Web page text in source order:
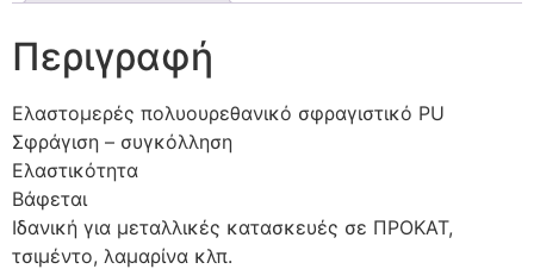
Περιγραφή
Ελαστομερές πολυουρεθανικό σφραγιστικό PU
Σφράγιση – συγκόλληση
Ελαστικότητα
Βάφεται
Ιδανική για μεταλλικές κατασκευές σε ΠΡΟΚΑΤ,
τσιμέντο, λαμαρίνα κλπ.